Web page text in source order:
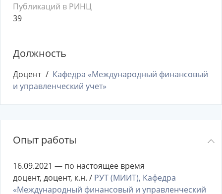
Публикаций в РИНЦ
39
Должность
Доцент
Кафедра «Международный финансовый
и управленческий учет»
Опыт работы
16.09.2021 — по настоящее время
доцент, доцент, к.н. / РУТ (МИИТ), Кафедра
«Международный финансовый и управленческий